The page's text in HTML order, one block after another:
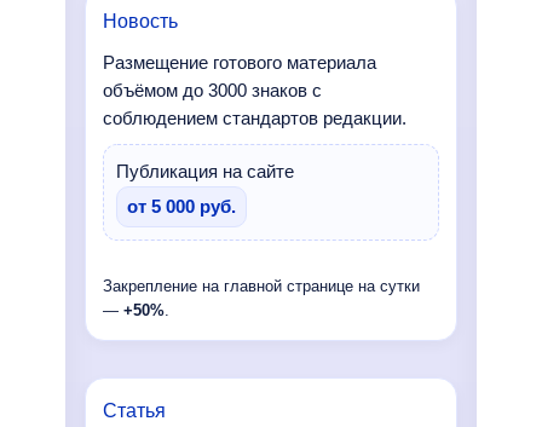
Новость
Размещение готового материала
объёмом до 3000 знаков с
соблюдением стандартов редакции.
Публикация на сайте
от 5 000 руб.
Закрепление на главной странице на сутки
— +50%
Статья